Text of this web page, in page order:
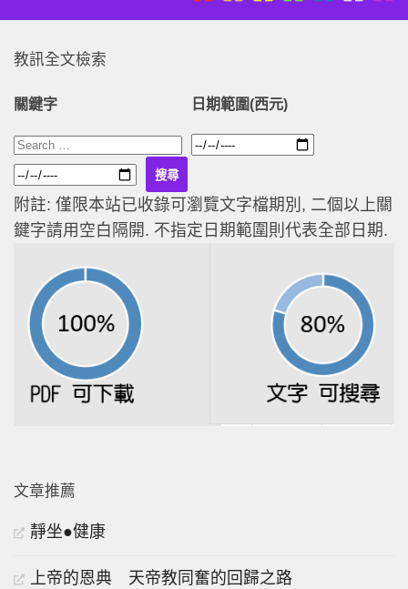
教訊全文檢索
關鍵字 日期範圍(西元)
附註: 僅限本站已收錄可瀏覽文字檔期別, 二個以上關
鍵字請用空白隔開. 不指定日期範圍則代表全部日期.
文章推薦
靜坐●健康
上帝的恩典 天帝教同奮的回歸之路